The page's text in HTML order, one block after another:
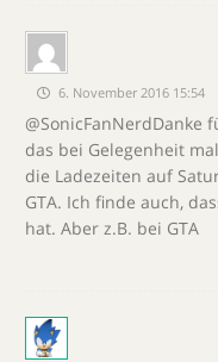
6. November 2016 15:54
@SonicFanNerdDanke
das bei Gelegenheit
die Ladezeiten auf
GTA. Ich finde auch,
hat. Aber z.B. bei GTA